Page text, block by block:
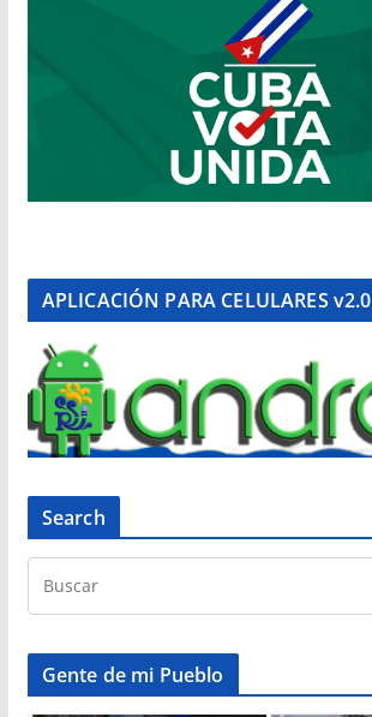
APLICACIÓN PARA CELULARES v2.0
Search
Gente de mi Pueblo